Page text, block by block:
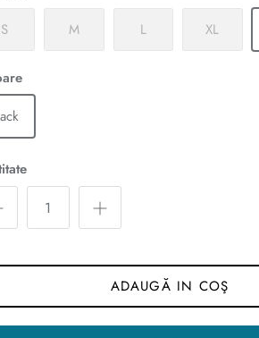
S
M L XL
ADAUGĂ IN COŞ